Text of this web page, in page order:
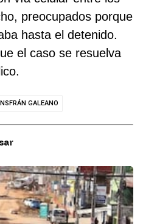
preocupados porque
hasta el detenido.
el caso se resuelva
GALEANO